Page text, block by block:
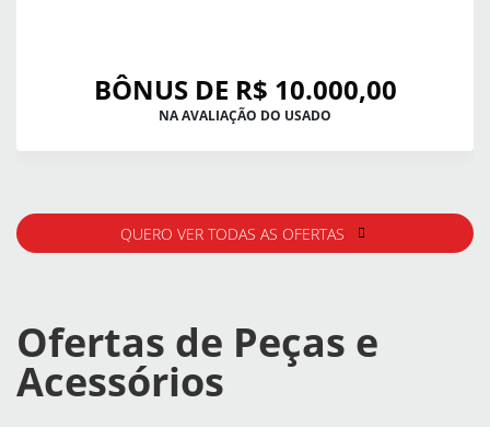
BÔNUS DE R$ 10.000,00
NA AVALIAÇÃO DO USADO
QUERO VER TODAS AS OFERTAS
Ofertas de Peças e
Acessórios